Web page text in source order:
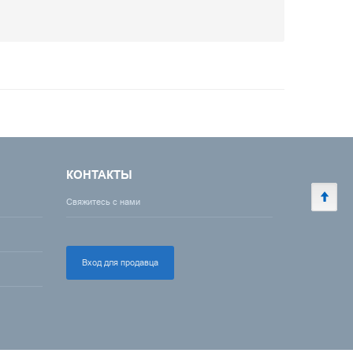
КОНТАКТЫ
Свяжитесь с нами
Вход для продавца